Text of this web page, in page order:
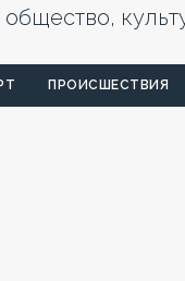
общество,
ПРОИСШЕСТВИЯ